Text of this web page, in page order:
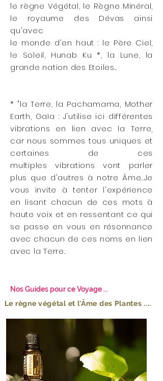
Nos Guides pour ce Voyage ...
Le règne végétal et l'Âme des Plantes ....
le règne Végétal, le Règne Minéral,
le royaume des Dévas ainsi
qu'avec
le monde d'en haut : le Père Ciel,
le Soleil, Hunab Ku *, la Lune, la
grande nation des Etoiles...
* "la Terre, la Pachamama, Mother
Earth, Gaïa : J'utilise ici différentes
vibrations en lien avec la Terre,
car nous sommes tous uniques et
certaines de ces
multiples vibrations vont parler
plus que d'autres à notre Âme...Je
vous invite à tenter l'expérience
en lisant chacun de ces mots à
haute voix et en ressentant ce qui
se passe en vous en résonnance
avec chacun de ces noms en lien
avec la Terre..